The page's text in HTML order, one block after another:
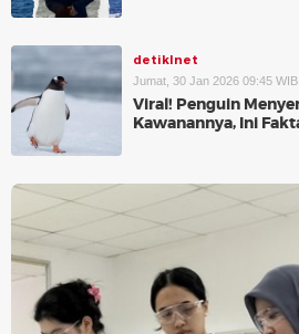
detikInet
Jumat, 30 Jan 2026 09:45 WIB
Viral! Penguin
Kawanannya, Ini